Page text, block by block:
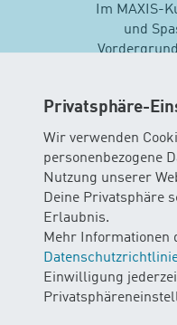
Privatsphäre-
Wir verwenden
personenbezogene
Nutzung unserer
Deine Privatsphäre
Erlaubnis.
Mehr Informationen
Einwilligung
Im MAXIS-
und